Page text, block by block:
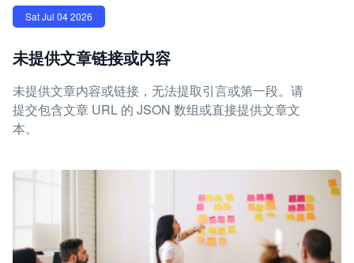
Sat Jul 04 2026
未提供文章链接或内容
未提供文章内容或链接，无法提取引言或第一段。请
提交包含文章 URL 的 JSON 数组或直接提供文章文
本。